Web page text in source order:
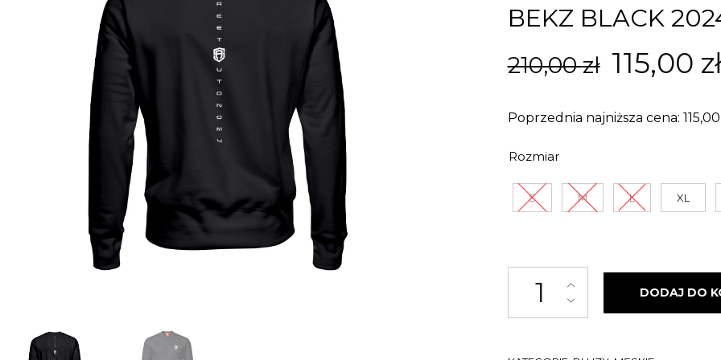
BEKZ BLACK
210,00zł
cena
210,00
115,00 zł
Poprzednia najniższa cena: 115,00
Rozmiar
S M L XL
ilość BLUZA BEZ KAPTURA
DODAJ DO